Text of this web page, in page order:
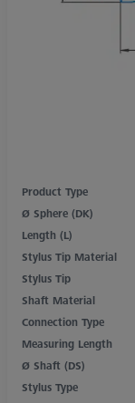
Product Type
Ø Sphere (DK)
Length (L)
Stylus Tip Material
Stylus Tip
Shaft Material
Connection Type
Measuring Length
Ø Shaft (DS)
Stylus Type